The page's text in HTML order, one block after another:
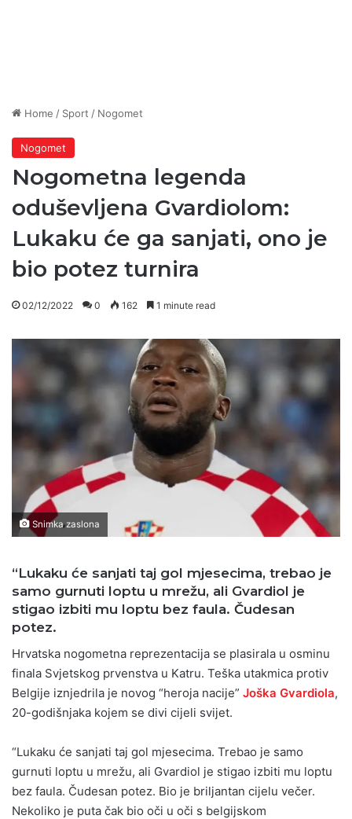
Home / Sport / Nogomet
Nogomet
Nogometna legenda
oduševljena Gvardiolom:
Lukaku će ga sanjati, ono je
bio potez turnira
02/12/2022 0 162 1 minute read
Snimka zaslona
“Lukaku će sanjati taj gol mjesecima, trebao je
samo gurnuti loptu u mrežu, ali Gvardiol je
stigao izbiti mu loptu bez faula. Čudesan
potez.
Hrvatska nogometna reprezentacija se plasirala u osminu
finala Svjetskog prvenstva u Katru. Teška utakmica protiv
Belgije iznjedrila je novog “heroja nacije” Joška Gvardiola,
20-godišnjaka kojem se divi cijeli svijet.
“Lukaku će sanjati taj gol mjesecima. Trebao je samo
gurnuti loptu u mrežu, ali Gvardiol je stigao izbiti mu loptu
bez faula. Čudesan potez. Bio je briljantan cijelu večer.
Nekoliko je puta čak bio oči u oči s belgijskom